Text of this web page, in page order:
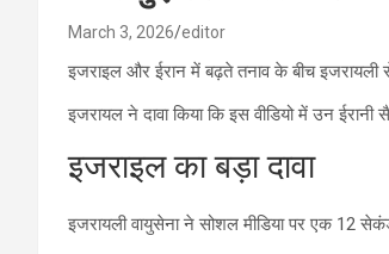
March 3, 2026 editor
इजराइल और ईरान में बढ़ते तनाव के बीच इजरायली
इजरायल ने दावा किया कि इस वीडियो में उन
इजराइल का बड़ा दावा
इजरायली वायुसेना ने सोशल मीडिया पर एक 12